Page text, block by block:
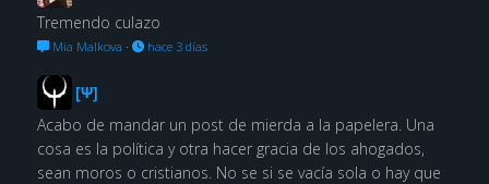
Tremendo culazo
Mia Malkova · hace 3 días
[Ψ]
Acabo de mandar un post de mierda a la papelera. Una
cosa es la política y otra hacer gracia de los ahogados,
sean moros o cristianos. No se si se vacía sola o hay que